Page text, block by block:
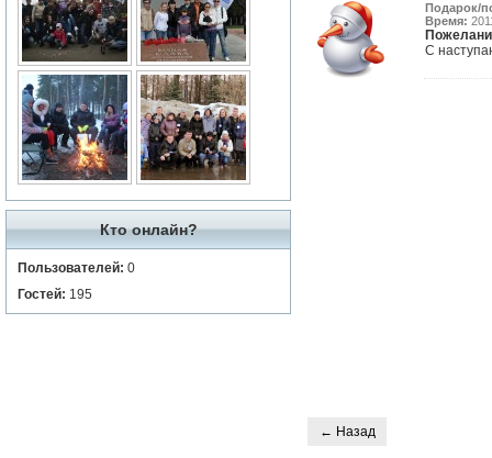
Кто онлайн?
Пользователей: 0
Гостей: 195
Подарок/
Время:
С
← Назад